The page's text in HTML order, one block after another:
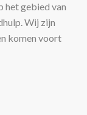
het gebied van
Wij zijn
komen voort